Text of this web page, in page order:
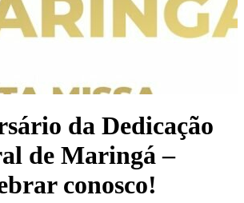
da Dedicação
de Maringá –
conosco!